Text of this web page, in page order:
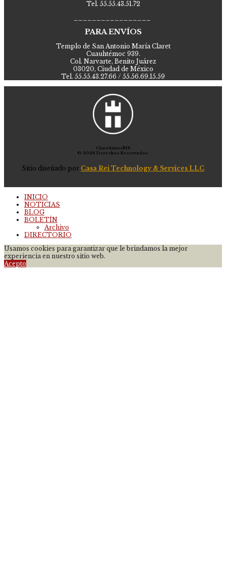
Tel. 55.55.43.51.72
PARA ENVÍOS
Templo de San Antonio María Claret
Cuauhtémoc 939.
Col. Narvarte, Benito Juárez
03020, Ciudad de México
Tel. 55.55.43.27.66 / 55.56.69.15.59
ClaretianosMX
© 2026 Derechos Reservados.
Sitio diseñado por Casa Rei Technology & Services LLC
INICIO
NOTICIAS
BLOG
BOLETÍN
Archivo
DIRECTORIO
Usamos cookies para garantizar que le brindamos la mejor
experiencia en nuestro sitio web.
Acepto